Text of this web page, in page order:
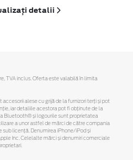
detalii
TVA inclus. Oferta este valabilă în limita
alese cu grijă de la furnizori terți și pot
iar detaliile acestora pot fi obținute de la
Bluetooth® și logourile sunt proprietatea
a unor astfel de mărci de către compania
sub licență. Denumirea iPhone/iPod și
Inc. Celelalte mărci și denumiri comerciale